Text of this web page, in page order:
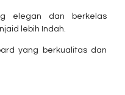
elegan dan berkelas
lebih Indah.
yang berkualitas dan